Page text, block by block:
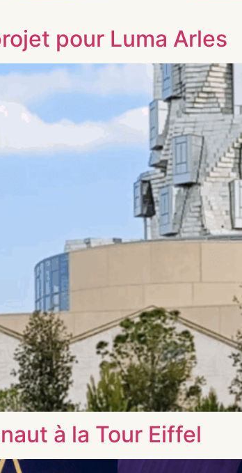
pour Luma Arles
à la Tour Eiffel